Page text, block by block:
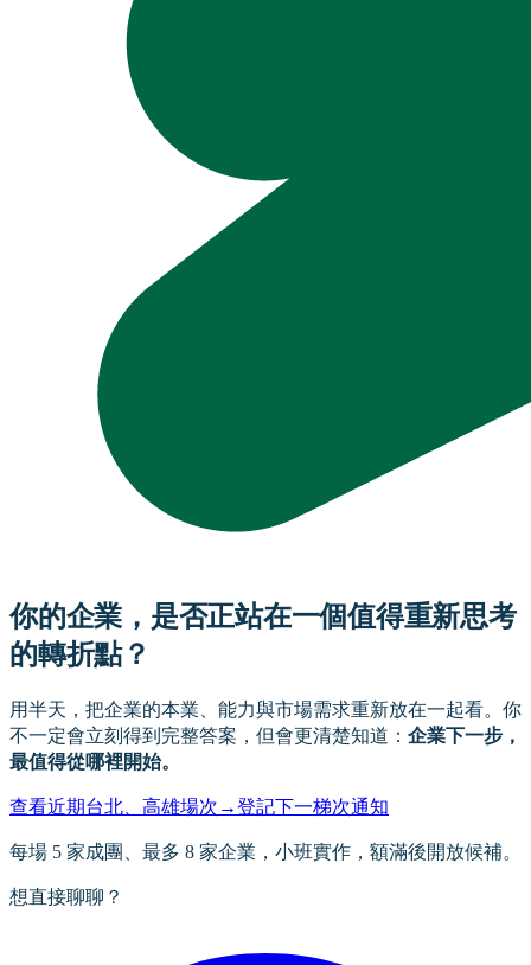
你的企業，是否正站在一個值得重新思考
的轉折點？
用半天，把企業的本業、能力與市場需求重新放在一起看。你
不一定會立刻得到完整答案，但會更清楚知道： 企業下一步，
最值得從哪裡開始。
查看近期台北、高雄場次 →登記下一梯次通知
每場 5 家成團、最多 8 家企業，小班實作，額滿後開放候補。
想直接聊聊？